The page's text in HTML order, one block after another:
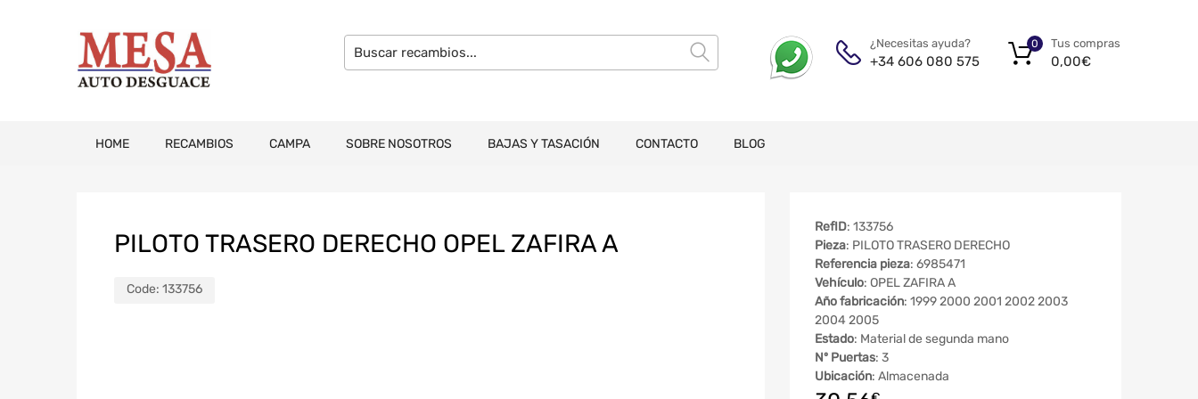
¿Necesitas ayuda?
+34 606 080 575
Tus compras
0,00€
0
HOME RECAMBIOS CAMPA SOBRE NOSOTROS BAJAS Y TASACIÓN CONTACTO BLOG
PILOTO TRASERO DERECHO OPEL ZAFIRA A
Code: 133756
RefID: 133756
Pieza: PILOTO TRASERO DERECHO
Referencia pieza: 6985471
Vehículo: OPEL ZAFIRA A
Año fabricación: 1999 2000 2001 2002 2003
2004 2005
Estado: Material de segunda mano
Nº Puertas: 3
Ubicación: Almacenada